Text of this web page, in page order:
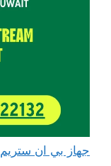
جهاز بي ان ستريم beIN STREAM الكويت مع اشتراك